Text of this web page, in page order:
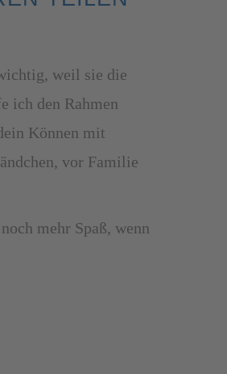
weil sie die
ich den Rahmen
Können mit
vor Familie
mehr Spaß, wenn